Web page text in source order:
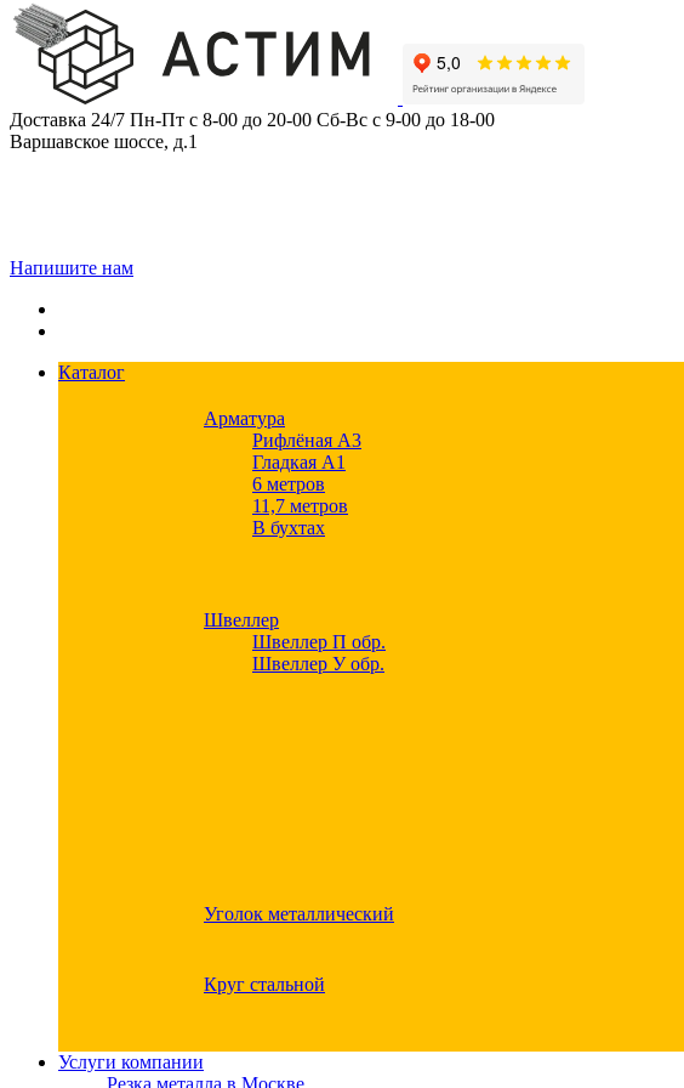
Skip
to
content
Доставка 24/7 Пн-Пт с 8-00 до 20-00 Сб-Вс с 9-00 до 18-00
Варшавское шоссе, д.1
Напишите нам
Каталог
Арматура
Рифлёная А3
Гладкая А1
6 метров
11,7 метров
В бухтах
Швеллер
Швеллер П обр.
Швеллер У обр.
Уголок металлический
Круг стальной
Услуги компании
Резка металла в Москве